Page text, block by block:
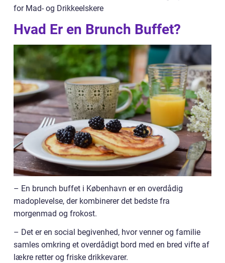
for Mad- og Drikkeelskere
Hvad Er en Brunch Buffet?
– En brunch buffet i København er en overdådig
madoplevelse, der kombinerer det bedste fra
morgenmad og frokost.
– Det er en social begivenhed, hvor venner og familie
samles omkring et overdådigt bord med en bred vifte af
lækre retter og friske drikkevarer.